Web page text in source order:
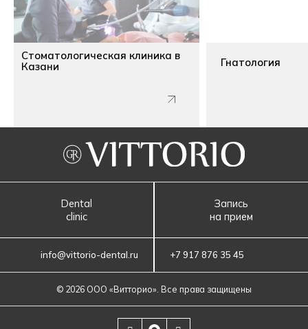
Стоматологическая клиника в
Казани
Гнатология
Dental
clinic
Запись
на прием
info@vittorio-dental.ru +7 917 876 35 45
© 2026 ООО «‎Витторио»‎. Все права защищены